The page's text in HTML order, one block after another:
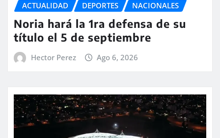
ACTUALIDAD DEPORTES NACIONALES
Noria hará la 1ra defensa de su
título el 5 de septiembre
Hector Perez Ago 6, 2026